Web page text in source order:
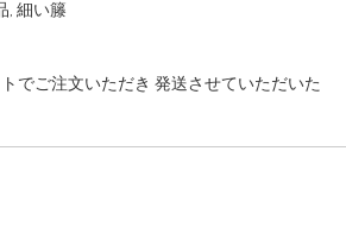
, 細い籐
でご注文いただき 発送させていただいた